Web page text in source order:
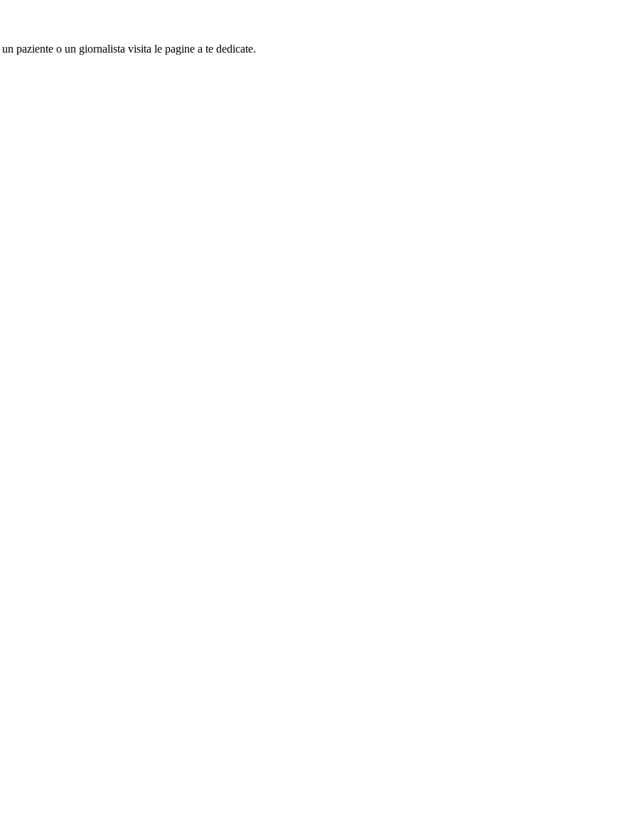
il nostro portfolio completo.
ti aiuterà a trovare il dispositivo più adatto a te.
Global Job Market e trova le posizioni aperte per ogni profilo di carriera.
un nostro referente.
paziente o un giornalista visita le pagine a te dedicate.